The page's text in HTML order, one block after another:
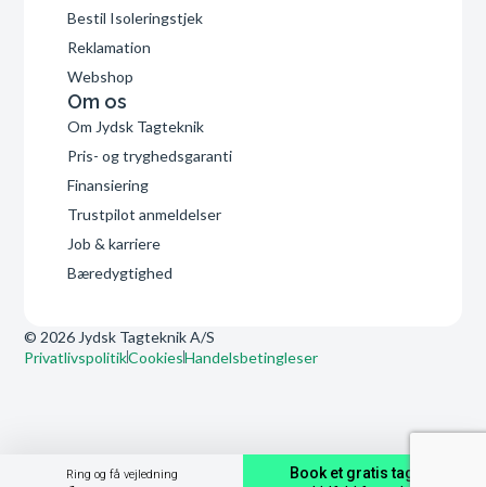
Bestil Isoleringstjek
Reklamation
Webshop
Om os
Om Jydsk Tagteknik
Pris- og tryghedsgaranti
Finansiering
Trustpilot anmeldelser
Job & karriere
Bæredygtighed
© 2026 Jydsk Tagteknik A/S
PrivatlivspolitikCookiesHandelsbetingleser
Ring og få vejledning Book et gratis tagtjek